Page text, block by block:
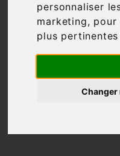
personnaliser
marketing, pour
plus
Changer